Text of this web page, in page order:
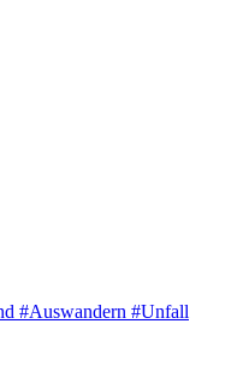
#Auswandern #Unfall